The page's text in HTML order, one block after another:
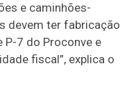
e caminhões-
devem ter fabricação
P-7 do Proconve e
fiscal”, explica o